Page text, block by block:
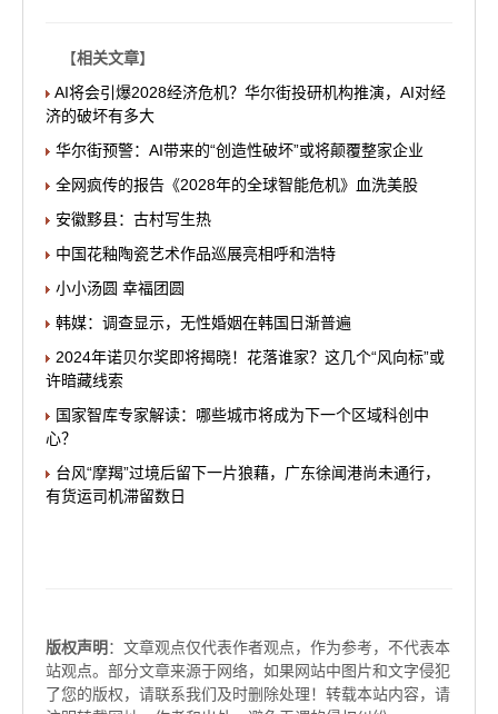
【相关文章】
AI将会引爆2028经济危机？华尔街投研机构推演，AI对经
济的破坏有多大
华尔街预警：AI带来的“创造性破坏”或将颠覆整家企业
全网疯传的报告《2028年的全球智能危机》血洗美股
安徽黟县：古村写生热
中国花釉陶瓷艺术作品巡展亮相呼和浩特
小小汤圆 幸福团圆
韩媒：调查显示，无性婚姻在韩国日渐普遍
2024年诺贝尔奖即将揭晓！花落谁家？这几个“风向标”或
许暗藏线索
国家智库专家解读：哪些城市将成为下一个区域科创中
心？
台风“摩羯”过境后留下一片狼藉，广东徐闻港尚未通行，
有货运司机滞留数日
版权声明 ：文章观点仅代表作者观点，作为参考，不代表本
站观点。部分文章来源于网络，如果网站中图片和文字侵犯
了您的版权，请联系我们及时删除处理！转载本站内容，请